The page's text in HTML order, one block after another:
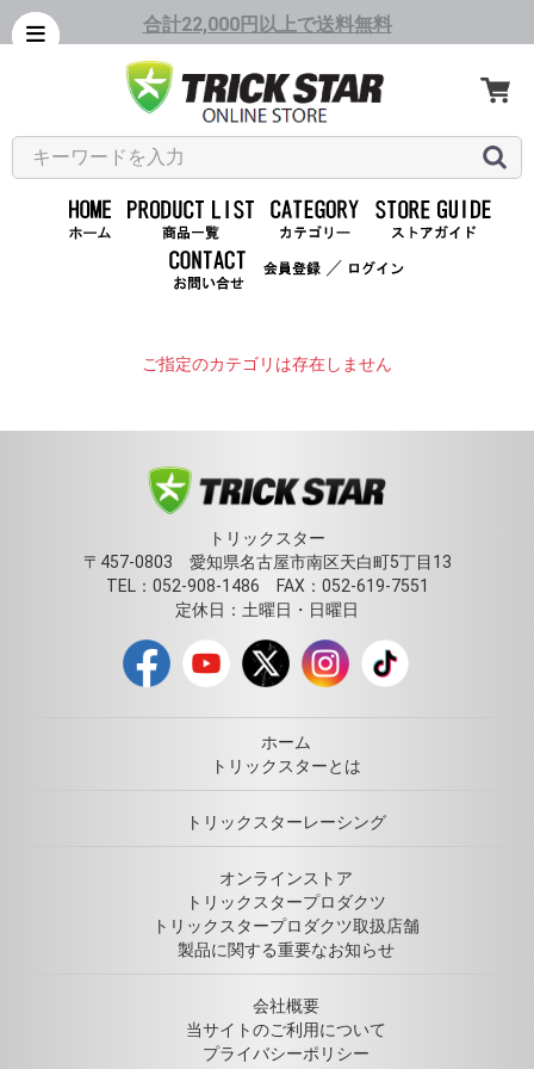
合計22,000円以上で送料無料
／
ご指定のカテゴリは存在しません
トリックスター
〒457-0803 愛知県名古屋市南区天白町5丁目13
TEL：052-908-1486 FAX：052-619-7551
定休日：土曜日・日曜日
ホーム
トリックスターとは
トリックスターレーシング
オンラインストア
トリックスタープロダクツ
トリックスタープロダクツ取扱店舗
製品に関する重要なお知らせ
会社概要
当サイトのご利用について
プライバシーポリシー